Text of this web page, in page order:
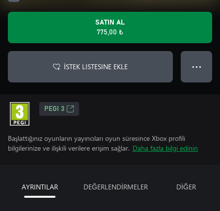
SATIN AL
775,00 ₺
İSTEK LISTESINE EKLE ● ● ●
PEGI 3
Başlattığınız oyunların yayıncıları oyun süresince Xbox profili
bilgilerinize ve ilişkili verilere erişim sağlar. Daha fazla bilgi edinin
AYRINTILAR DEĞERLENDİRMELER DİĞER